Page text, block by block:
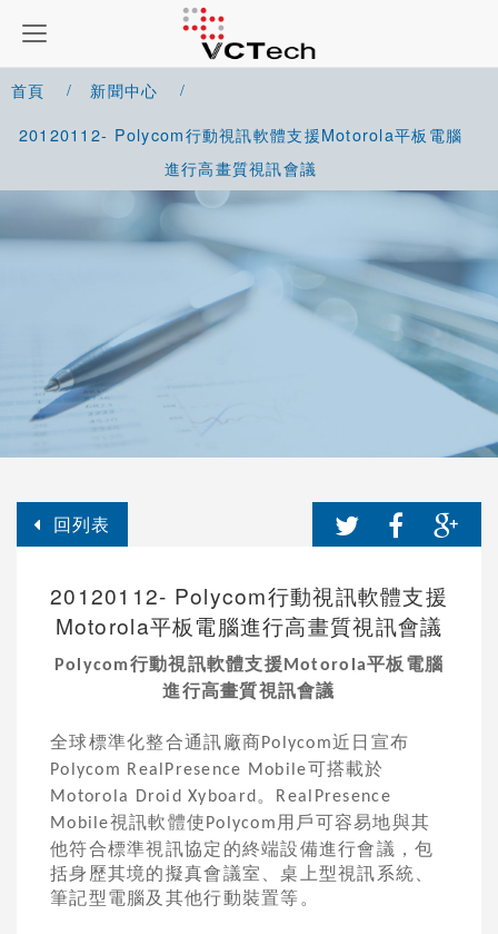
首頁
新聞中心
20120112- Polycom行動視訊軟體支援Motorola平板電腦
進行高畫質視訊會議
回列表
20120112- Polycom行動視訊軟體支援
Motorola平板電腦進行高畫質視訊會議
Polycom行動視訊軟體支援 Motorola平板電腦
進行高畫質視訊會議
全球標準化整合通訊廠商Polycom近日宣布
Polycom RealPresence Mobile可搭載於
Motorola Droid Xyboard 。
RealPresence
Mobile視訊軟體使 Polycom用戶可容易地與其
他符合標準視訊協定的終端設備進行會議，包
括身歷其境的擬真會議室、桌上型視訊系統、
筆記型電腦及其他行動裝置等。